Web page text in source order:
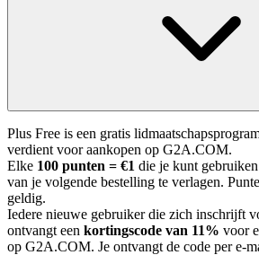
Plus Free is een gratis
verdient voor aankopen op G2A.COM.
Elke 100 punten = €1 die je kunt
van je volgende bestelling te verlagen.
geldig.
Iedere nieuwe gebruiker die zich inschrijft
ontvangt een kortingscode van 11% voor
op G2A.COM. Je ontvangt de code per e-